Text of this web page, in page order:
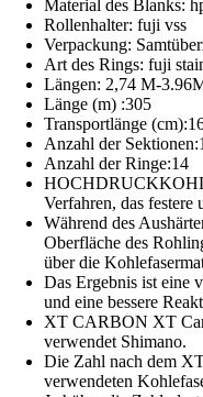
Material des Blanks:
Rollenhalter: fuji vss
Verpackung:
Art des Rings: fuji
Längen: 2,74 M-
Länge (m) :305
Transportlänge
Anzahl der
Anzahl der Ringe:14
Verfahren, das festere
Während des
Oberfläche des
über die
Das Ergebnis ist eine
und eine bessere
XT CARBON XT
verwendet Shimano.
Die Zahl nach dem
verwendeten